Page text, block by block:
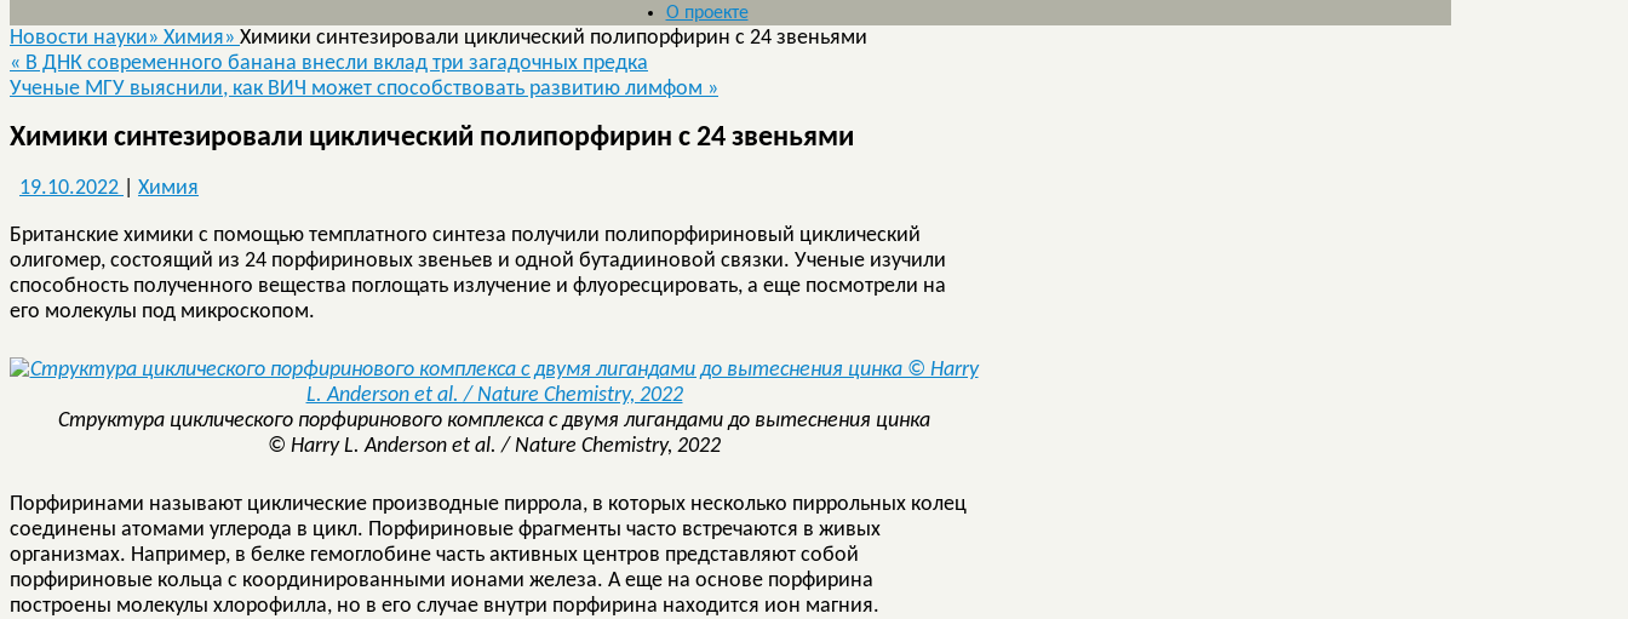
О проекте
Новости науки» Химия» Химики синтезировали циклический полипорфирин с 24 звеньями
« В ДНК современного банана внесли вклад три загадочных предка
Ученые МГУ выяснили, как ВИЧ может способствовать развитию лимфом »
Химики синтезировали циклический полипорфирин с 24 звеньями
19.10.2022 Химия
Британские химики с помощью темплатного синтеза получили полипорфириновый циклический
олигомер, состоящий из 24 порфириновых звеньев и одной бутадииновой связки. Ученые изучили
способность полученного вещества поглощать излучение и флуоресцировать, а еще посмотрели на
его молекулы под микроскопом.
Структура циклического порфиринового комплекса с двумя лигандами до вытеснения цинка
© Harry L. Anderson et al. / Nature Chemistry, 2022
Порфиринами называют циклические производные пиррола, в которых несколько пиррольных колец
соединены атомами углерода в цикл. Порфириновые фрагменты часто встречаются в живых
организмах. Например, в белке гемоглобине часть активных центров представляют собой
порфириновые кольца с координированными ионами железа. А еще на основе порфирина
построены молекулы хлорофилла, но в его случае внутри порфирина находится ион магния.